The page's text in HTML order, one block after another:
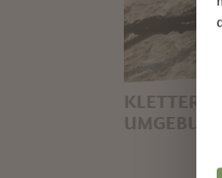
KLETTERN
UMGEBUNG